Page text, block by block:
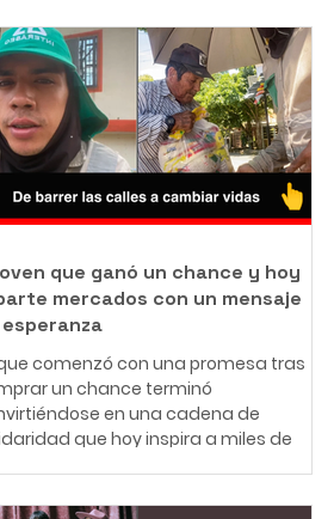
que ganó un chance y hoy
mercados con un mensaje
comenzó con una promesa tras
un chance terminó
en una cadena de
que hoy inspira a miles de
como "Panita", combina su